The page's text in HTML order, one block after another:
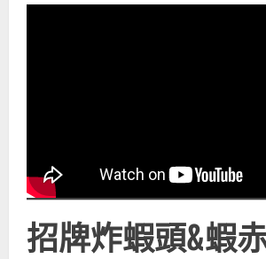
招牌炸蝦頭&蝦